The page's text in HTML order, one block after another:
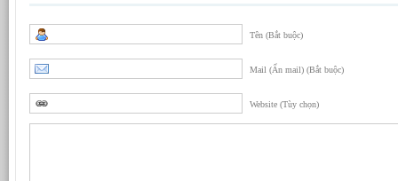
Tên (Bắt buộc)
Mail (Ẩn mail) (Bắt buộc)
Website (Tùy chọn)